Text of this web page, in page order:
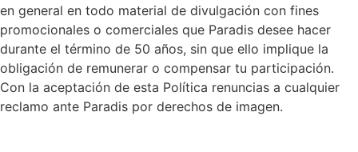
en general en todo material de divulgación con fines
promocionales o comerciales que Paradis desee hacer
durante el término de 50 años, sin que ello implique la
obligación de remunerar o compensar tu participación.
Con la aceptación de esta Política renuncias a cualquier
reclamo ante Paradis por derechos de imagen.